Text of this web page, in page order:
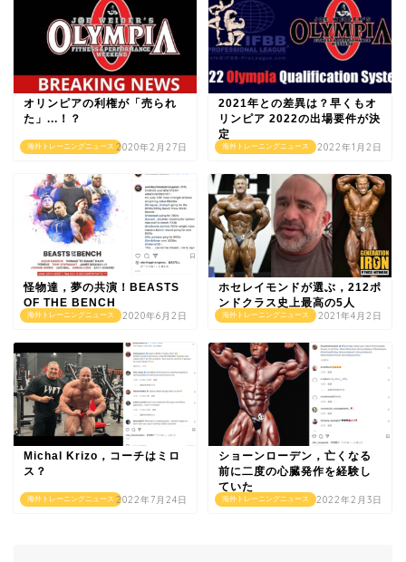
海外トレーニングニュース
オリンピアの利権が「売られ
た」...！？
2020年2月27日 海外トレーニングニュース
2021年との差異は？早くもオ
リンピア 2022の出場要件が決
定
2022年1月2日
海外トレーニングニュース
怪物達，夢の共演！BEASTS
OF THE BENCH
2020年6月2日 海外トレーニングニュース
ホセレイモンドが選ぶ，212ポ
ンドクラス史上最高の5人
2021年4月2日
海外トレーニングニュース
Michal Krizo，コーチはミロ
ス？
2022年7月24日 海外トレーニングニュース
ショーンローデン，亡くなる
前に二度の心臓発作を経験し
ていた
2022年2月3日